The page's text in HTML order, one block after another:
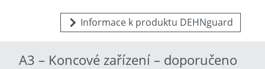
Informace k produktu DEHNguard
A3 – Koncové zařízení – doporučeno